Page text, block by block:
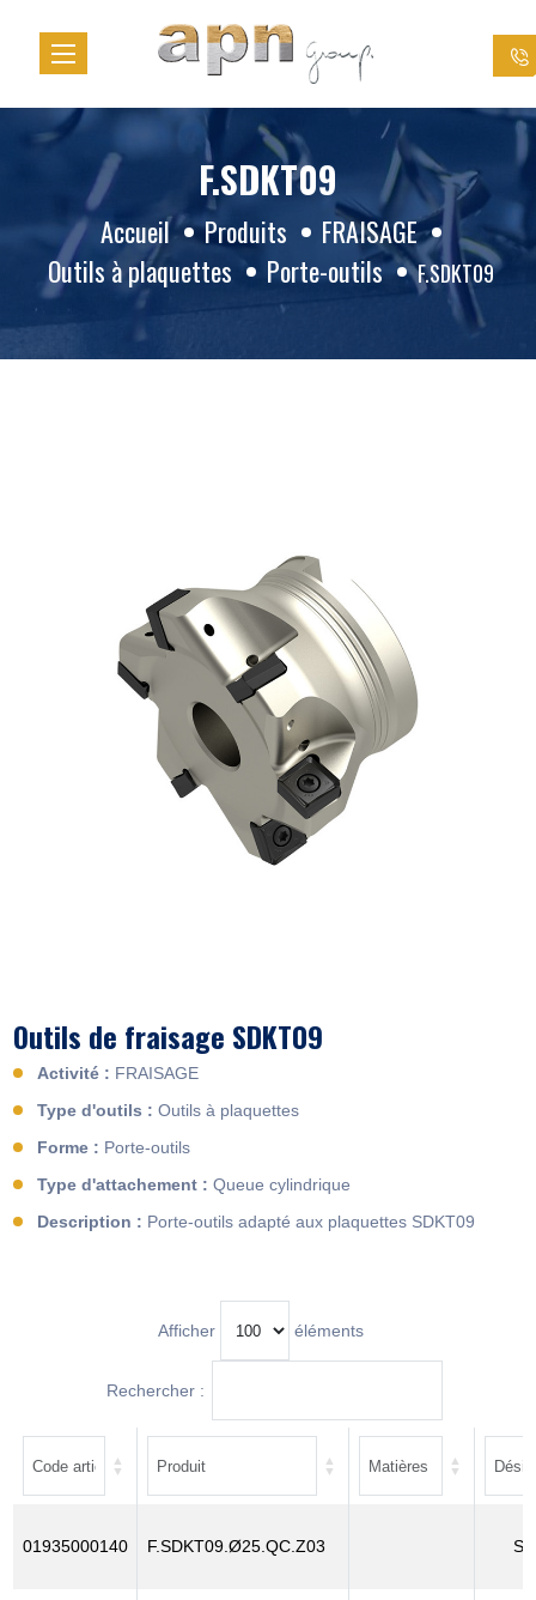
F.SDKT09
Accueil Produits
FRAISAGE
Outils à plaquettes
Porte-outils F.SDKT09
Outils de fraisage SDKT09
Activité : FRAISAGE
Type d'outils : Outils à plaquettes
Forme : Porte-outils
Type d'attachement : Queue cylindrique
Description : Porte-outils adapté aux plaquettes SDKT09
Afficher éléments
Rechercher :
01935000140 F.SDKT09.Ø25.QC.Z03